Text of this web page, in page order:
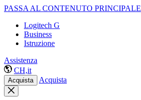
PASSA AL CONTENUTO PRINCIPALE
Logitech G
Business
Istruzione
Assistenza
CH,it
Acquista Acquista